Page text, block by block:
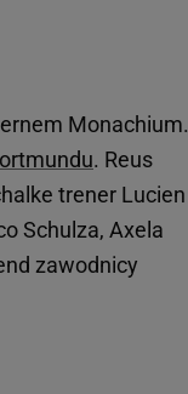
Monachium.
. Reus
trener Lucien
Schulza, Axela
zawodnicy